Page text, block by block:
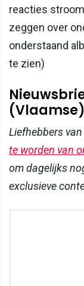
reacties
zeggen over
onderstaand
te zien)
Liefhebbers
te worden van
om dagelijks
exclusieve